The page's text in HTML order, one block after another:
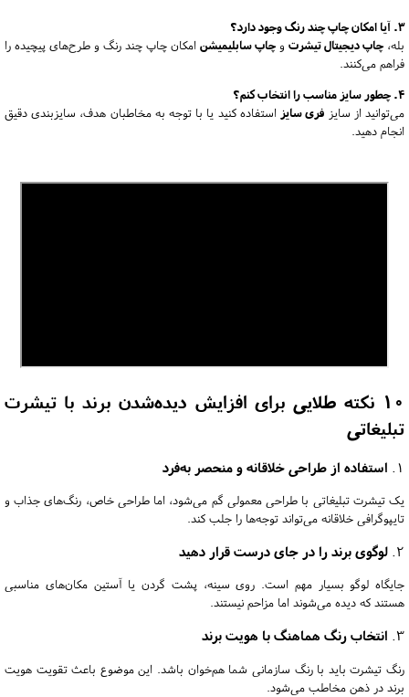
۳. آیا امکان چاپ چند رنگ وجود دارد؟
بله، چاپ دیجیتال تیشرت و چاپ سابلیمیشن امکان چاپ چند رنگ و طرح‌های پیچیده را
فراهم می‌کنند.
۴. چطور سایز مناسب را انتخاب کنم؟
می‌توانید از سایز فری سایز استفاده کنید یا با توجه به مخاطبان هدف، سایزبندی دقیق
انجام دهید.
10 نکته طلایی برای افزایش دیده‌شدن برند با تیشرت
تبلیغاتی
1. استفاده از طراحی خلاقانه و منحصر به‌فرد
یک تیشرت تبلیغاتی با طراحی معمولی گم می‌شود، اما طراحی خاص، رنگ‌های جذاب و
تایپوگرافی خلاقانه می‌تواند توجه‌ها را جلب کند.
2. لوگوی برند را در جای درست قرار دهید
جایگاه لوگو بسیار مهم است. روی سینه، پشت گردن یا آستین مکان‌های مناسبی
هستند که دیده می‌شوند اما مزاحم نیستند.
3. انتخاب رنگ هماهنگ با هویت برند
رنگ تیشرت باید با رنگ سازمانی شما هم‌خوان باشد. این موضوع باعث تقویت هویت
برند در ذهن مخاطب می‌شود.